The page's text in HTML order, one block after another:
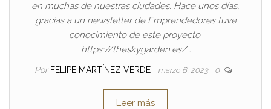
en muchas de nuestras ciudades. Hace unos días,
gracias a un newsletter de Emprendedores tuve
conocimiento de este proyecto.
https://theskygarden.es/…
Por FELIPE MARTÍNEZ VERDE marzo 6, 2023 0
Leer más